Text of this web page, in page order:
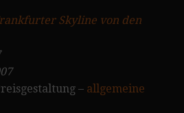
Skyline von den
– allgemeine